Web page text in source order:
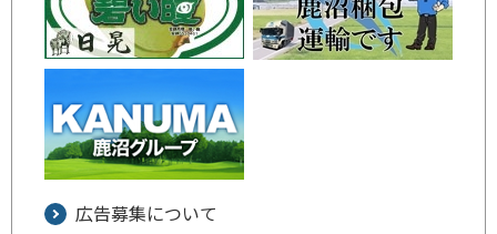
広告募集について